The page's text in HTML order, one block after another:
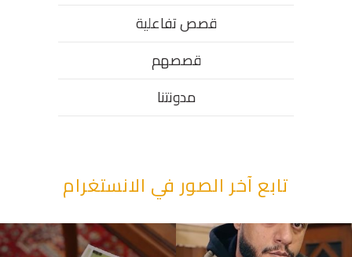
قصص تفاعلية
قصصهم
مدونتنا
تابع آخر الصور في الانستغرام
“وقت بيمرق العيد.. ببكي.” ف